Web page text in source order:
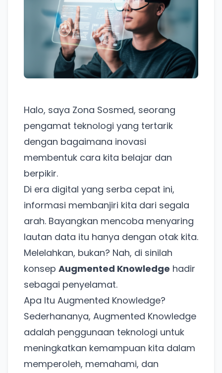
Halo, saya Zona Sosmed, seorang
pengamat teknologi yang tertarik
dengan bagaimana inovasi
membentuk cara kita belajar dan
berpikir.
Di era digital yang serba cepat ini,
informasi membanjiri kita dari segala
arah. Bayangkan mencoba menyaring
lautan data itu hanya dengan otak kita.
Melelahkan, bukan? Nah, di sinilah
konsep Augmented Knowledge hadir
sebagai penyelamat.
Apa Itu Augmented Knowledge?
Sederhananya, Augmented Knowledge
adalah penggunaan teknologi untuk
meningkatkan kemampuan kita dalam
memperoleh, memahami, dan